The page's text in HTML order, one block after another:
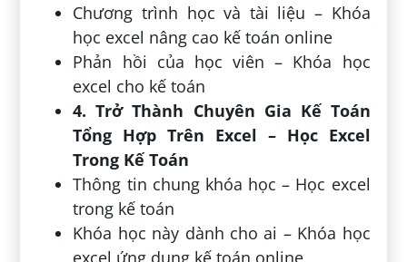
Chương trình học và tài liệu – Khóa
học excel nâng cao kế toán online
Phản hồi của học viên – Khóa học
excel cho kế toán
4. Trở Thành Chuyên Gia Kế Toán
Tổng Hợp Trên Excel – Học Excel
Trong Kế Toán
Thông tin chung khóa học – Học excel
trong kế toán
Khóa học này dành cho ai – Khóa học
excel ứng dụng kế toán online